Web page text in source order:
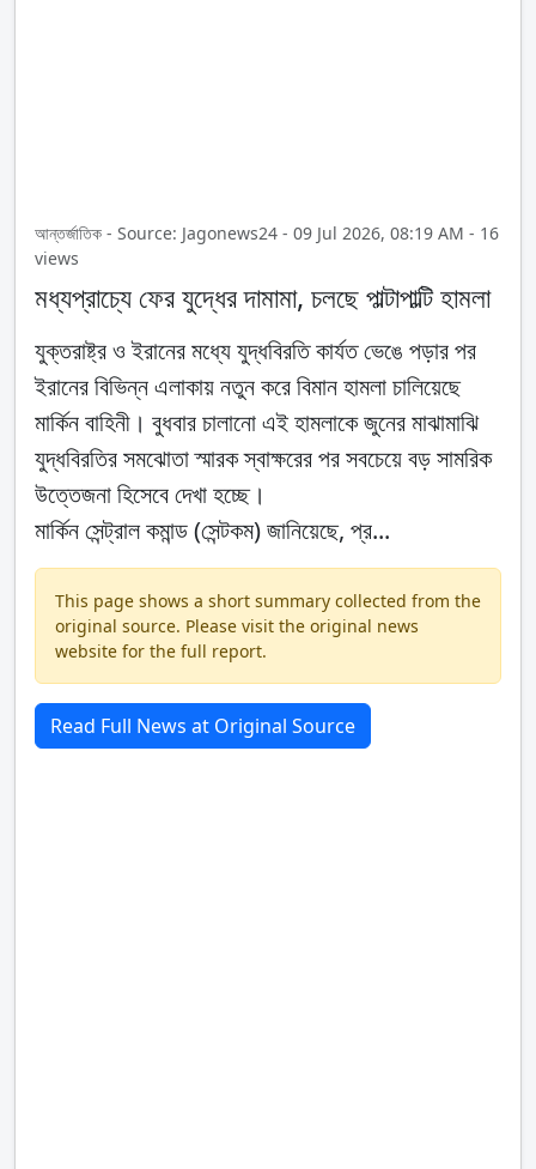
আন্তর্জাতিক - Source: Jagonews24 - 09 Jul 2026, 08:19 AM - 16
views
মধ্যপ্রাচ্যে ফের যুদ্ধের দামামা, চলছে পাল্টাপাল্টি হামলা
যুক্তরাষ্ট্র ও ইরানের মধ্যে যুদ্ধবিরতি কার্যত ভেঙে পড়ার পর
ইরানের বিভিন্ন এলাকায় নতুন করে বিমান হামলা চালিয়েছে
মার্কিন বাহিনী। বুধবার চালানো এই হামলাকে জুনের মাঝামাঝি
যুদ্ধবিরতির সমঝোতা স্মারক স্বাক্ষরের পর সবচেয়ে বড় সামরিক
উত্তেজনা হিসেবে দেখা হচ্ছে।
মার্কিন সেন্ট্রাল কমান্ড (সেন্টকম) জানিয়েছে, প্র...
This page shows a short summary collected from the
original source. Please visit the original news
website for the full report.
Read Full News at Original Source